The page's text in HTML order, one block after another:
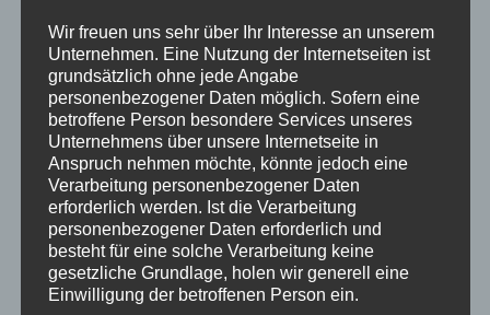
Produktsicherheit
Rezensionen (0)
https://jr-
wheels.com/certyfikaty/2022/02/17/802/40/61343501-112-
5-57-42.pdf
Ähnliche Produkte
Wir freuen uns sehr über Ihr Interesse an unserem
Unternehmen. Eine Nutzung der Internetseiten ist
grundsätzlich ohne jede Angabe
personenbezogener Daten möglich. Sofern eine
betroffene Person besondere Services unseres
Unternehmens über unsere Internetseite in
Anspruch nehmen möchte, könnte jedoch eine
Verarbeitung personenbezogener Daten
erforderlich werden. Ist die Verarbeitung
personenbezogener Daten erforderlich und
besteht für eine solche Verarbeitung keine
gesetzliche Grundlage, holen wir generell eine
Einwilligung der betroffenen Person ein.